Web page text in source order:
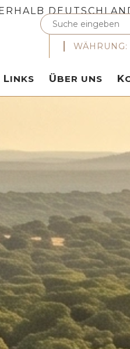
WÄHRUNG:
LINKS ÜBER UNS